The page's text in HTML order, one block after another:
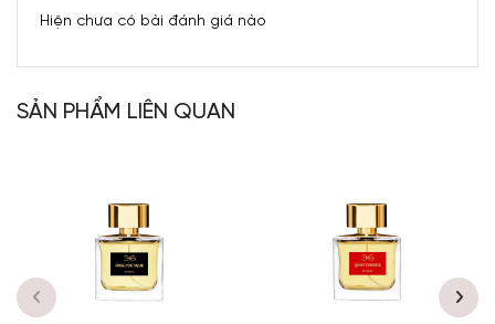
Hiện chưa có bài đánh giá nào
SẢN PHẨM LIÊN QUAN